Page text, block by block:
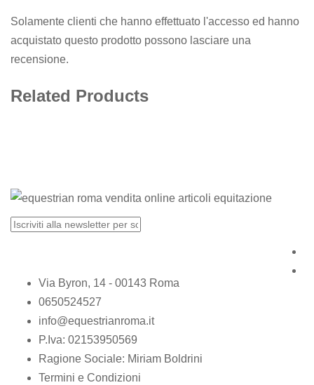
Solamente clienti che hanno effettuato l'accesso ed hanno
acquistato questo prodotto possono lasciare una
recensione.
Related Products
Via Byron, 14 - 00143 Roma
0650524527
info@equestrianroma.it
P.Iva: 02153950569
Ragione Sociale: Miriam Boldrini
Termini e Condizioni